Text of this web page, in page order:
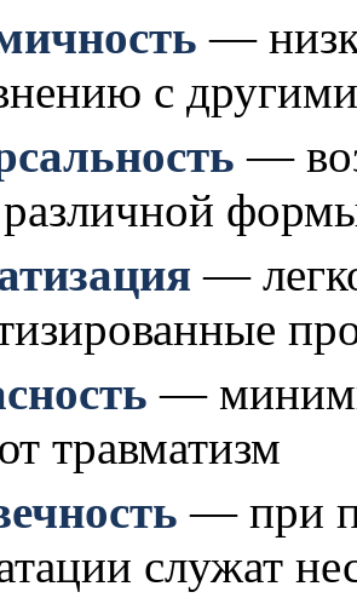
—
с
—
различной
—
—
травматизм
— при
служат